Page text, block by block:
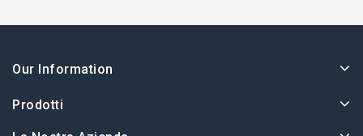
Our Information
Prodotti